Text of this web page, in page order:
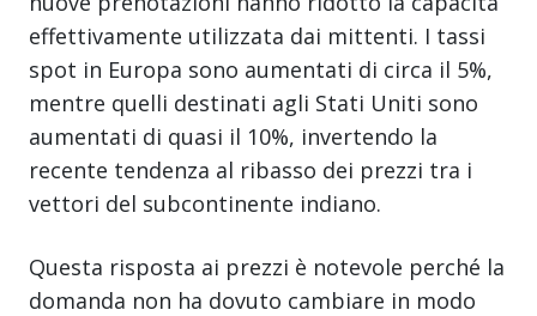
effettivamente utilizzata dai mittenti. I tassi
spot in Europa sono aumentati di circa il 5%,
mentre quelli destinati agli Stati Uniti sono
aumentati di quasi il 10%, invertendo la
recente tendenza al ribasso dei prezzi tra i
vettori del subcontinente indiano.
Questa risposta ai prezzi è notevole perché la
domanda non ha dovuto cambiare in modo